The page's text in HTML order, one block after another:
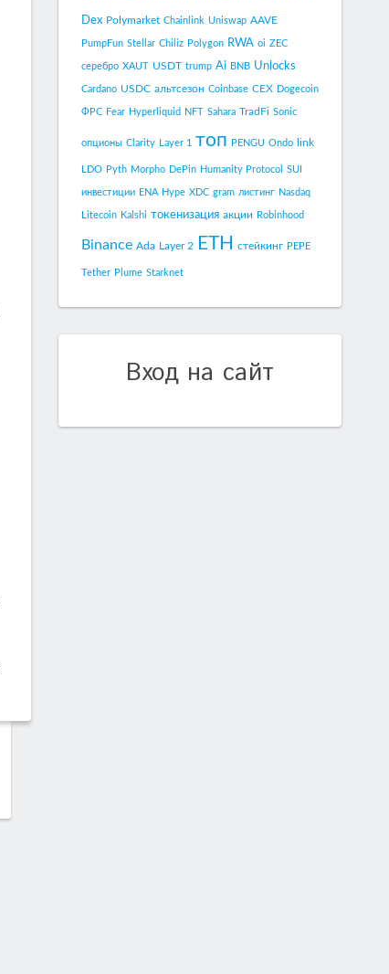
Dex Polymarket Chainlink Uniswap AAVE
PumpFun Stellar Chiliz Polygon RWA oi ZEC
серебро XAUT USDT trump Ai BNB Unlocks
Cardano USDC альтсезон Coinbase CEX Dogecoin
ФРС Fear Hyperliquid NFT Sahara TradFi Sonic
опционы Clarity Layer 1 топ PENGU Ondo link
LDO Pyth Morpho DePin Humanity Protocol SUI
инвестиции ENA Hype XDC gram листинг Nasdaq
Litecoin Kalshi токенизация акции Robinhood
Binance Ada Layer 2 ETH стейкинг PEPE
Tether Plume Starknet
Вход на сайт